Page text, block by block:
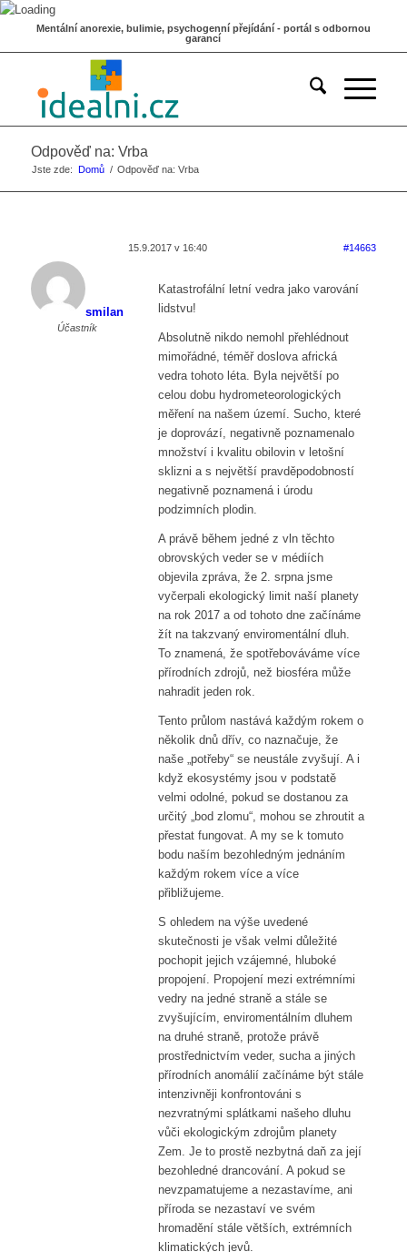
Mentální anorexie, bulimie, psychogenní přejídání - portál s odbornou
garancí
Odpověď na: Vrba
Jste zde: Domů / Odpověď na: Vrba
15.9.2017 v 16:40 #14663
smilan
Účastník
Katastrofální letní vedra jako varování
lidstvu!
Absolutně nikdo nemohl přehlédnout
mimořádné, téměř doslova africká
vedra tohoto léta. Byla největší po
celou dobu hydrometeorologických
měření na našem území. Sucho, které
je doprovází, negativně poznamenalo
množství i kvalitu obilovin v letošní
sklizni a s největší pravděpodobností
negativně poznamená i úrodu
podzimních plodin.
A právě během jedné z vln těchto
obrovských veder se v médiích
objevila zpráva, že 2. srpna jsme
vyčerpali ekologický limit naší planety
na rok 2017 a od tohoto dne začínáme
žít na takzvaný enviromentální dluh.
To znamená, že spotřebováváme více
přírodních zdrojů, než biosféra může
nahradit jeden rok.
Tento průlom nastává každým rokem o
několik dnů dřív, co naznačuje, že
naše „potřeby“ se neustále zvyšují. A i
když ekosystémy jsou v podstatě
velmi odolné, pokud se dostanou za
určitý „bod zlomu“, mohou se zhroutit a
přestat fungovat. A my se k tomuto
bodu naším bezohledným jednáním
každým rokem více a více
přibližujeme.
S ohledem na výše uvedené
skutečnosti je však velmi důležité
pochopit jejich vzájemné, hluboké
propojení. Propojení mezi extrémními
vedry na jedné straně a stále se
zvyšujícím, enviromentálním dluhem
na druhé straně, protože právě
prostřednictvím veder, sucha a jiných
přírodních anomálií začínáme být stále
intenzivněji konfrontováni s
nezvratnými splátkami našeho dluhu
vůči ekologickým zdrojům planety
Zem. Je to prostě nezbytná daň za její
bezohledné drancování. A pokud se
nevzpamatujeme a nezastavíme, ani
příroda se nezastaví ve svém
hromadění stále větších, extrémních
klimatických jevů.